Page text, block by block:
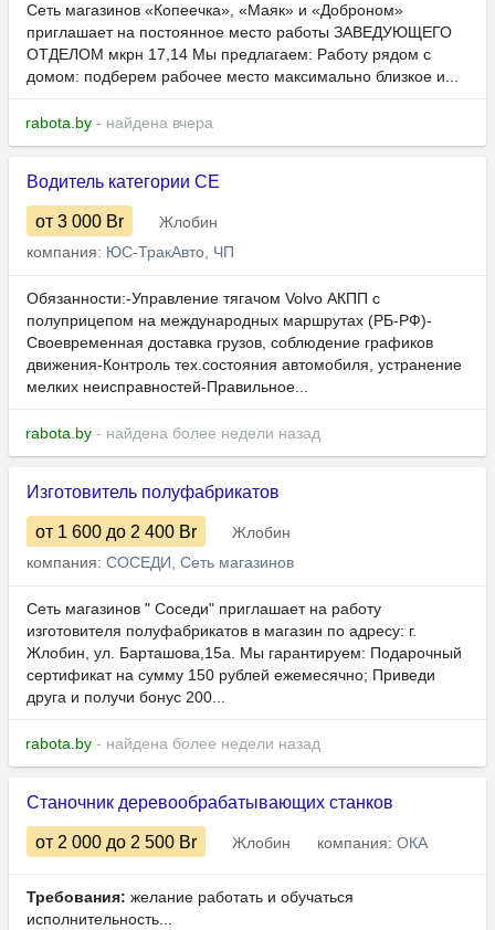
Сеть магазинов «Копеечка», «Маяк» и «Доброном»
приглашает на постоянное место работы ЗАВЕДУЮЩЕГО
ОТДЕЛОМ мкрн 17,14 Мы предлагаем: Работу рядом с
домом: подберем рабочее место максимально близкое и...
rabota.by - найдена вчера
Водитель категории СЕ
от 3 000 Br
Жлобин
компания: ЮС-ТракАвто, ЧП
Обязанности:-Управление тягачом Volvo АКПП с
полуприцепом на международных маршрутах (РБ-РФ)-
Своевременная доставка грузов, соблюдение графиков
движения-Контроль тех.состояния автомобиля, устранение
мелких неисправностей-Правильное...
rabota.by - найдена более недели назад
Изготовитель полуфабрикатов
от 1 600 до 2 400 Br
Жлобин
компания: СОСЕДИ, Сеть магазинов
Сеть магазинов " Соседи" приглашает на работу
изготовителя полуфабрикатов в магазин по адресу: г.
Жлобин, ул. Барташова,15а. Мы гарантируем: Подарочный
сертификат на сумму 150 рублей ежемесячно; Приведи
друга и получи бонус 200...
rabota.by - найдена более недели назад
Станочник деревообрабатывающих станков
от 2 000 до 2 500 Br Жлобин компания: ОКА
Требования: желание работать и обучаться
исполнительность...